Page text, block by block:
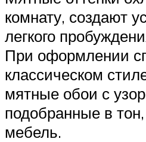
комнату, создают
легкого
При оформлении
классическом
мятные обои с
подобранные в
мебель.